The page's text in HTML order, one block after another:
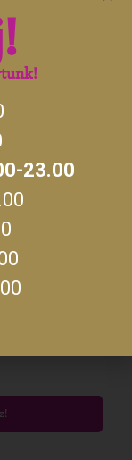
szemben találod
Békéscsabán
a Kossuth
busszal
rá a parkolás
23.00